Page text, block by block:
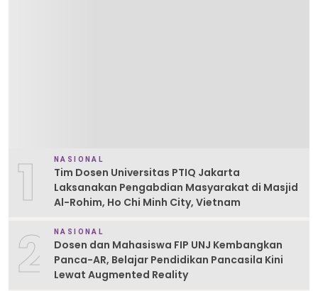
1 NASIONAL
Tim Dosen Universitas PTIQ Jakarta
Laksanakan Pengabdian Masyarakat di Masjid
Al-Rohim, Ho Chi Minh City, Vietnam
2 NASIONAL
Dosen dan Mahasiswa FIP UNJ Kembangkan
Panca-AR, Belajar Pendidikan Pancasila Kini
Lewat Augmented Reality